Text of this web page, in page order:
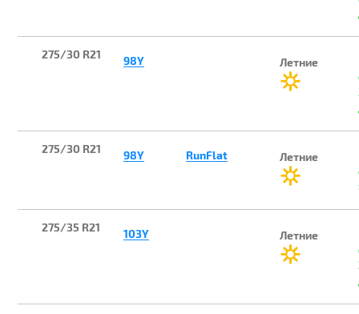
275/30 R21 98Y Летние
275/30 R21 98Y RunFlat Летние
275/35 R21 103Y Летние